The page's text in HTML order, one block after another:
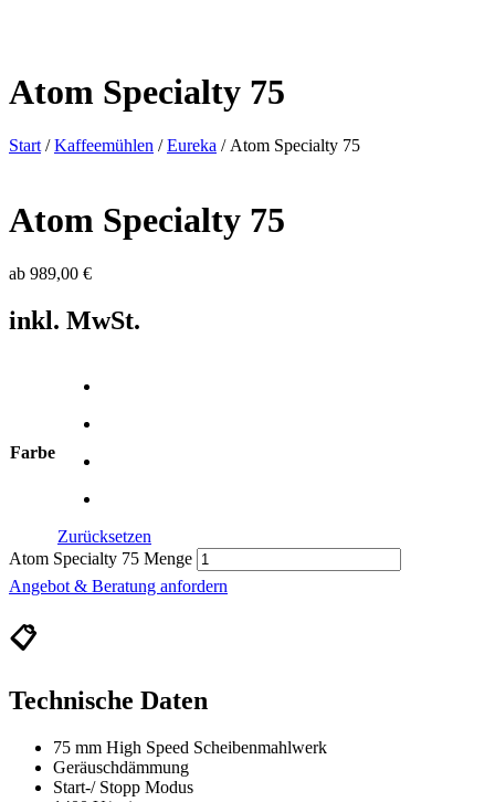
Atom Specialty 75
Start /Kaffeemühlen /Eureka / Atom Specialty 75
Atom Specialty 75
ab 989,00 €
inkl. MwSt.
Farbe
Zurücksetzen
Atom Specialty 75 Menge
Angebot & Beratung anfordern
📋
Technische Daten
75 mm High Speed Scheibenmahlwerk
Geräuschdämmung
Start-/ Stopp Modus